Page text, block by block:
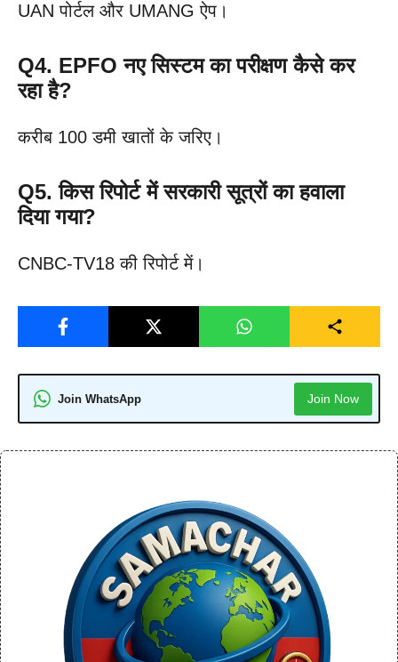
UAN पोर्टल और UMANG ऐप।
Q4. EPFO नए सिस्टम का परीक्षण कैसे कर
रहा है?
करीब 100 डमी खातों के जरिए।
Q5. किस रिपोर्ट में सरकारी सूत्रों का हवाला
दिया गया?
CNBC-TV18 की रिपोर्ट में।
Join WhatsApp Join Now